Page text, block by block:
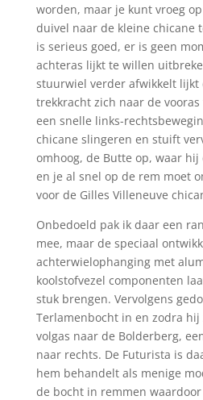
worden, maar je kunt vroeg
duivel naar de kleine chicane
is serieus goed, er is geen
achteras lijkt te willen
stuurwiel verder afwikkelt lijkt
trekkracht zich naar de
een snelle links-
chicane slingeren en stuift
omhoog, de Butte op, waar
en je al snel op de rem moet
voor de Gilles Villeneuve
Onbedoeld pak ik daar een
mee, maar de speciaal
achterwielophanging met
koolstofvezel componenten
stuk brengen. Vervolgens
Terlamenbocht in en zodra hij
volgas naar de Bolderberg,
naar rechts. De Futurista is
hem behandelt als menige
de bocht in remmen